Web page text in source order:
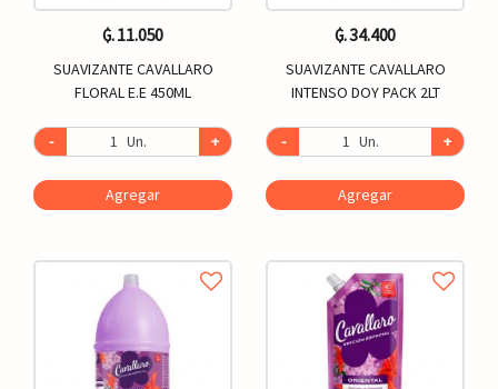
₲. 11.050
SUAVIZANTE CAVALLARO
FLORAL E.E 450ML
- Un. +
Agregar
₲. 34.400
SUAVIZANTE CAVALLARO
INTENSO DOY PACK 2LT
- Un. +
Agregar